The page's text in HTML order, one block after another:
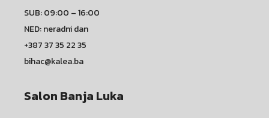
SUB: 09:00 – 16:00
NED: neradni dan
+387 37 35 22 35
bihac@kalea.ba
Salon Banja Luka